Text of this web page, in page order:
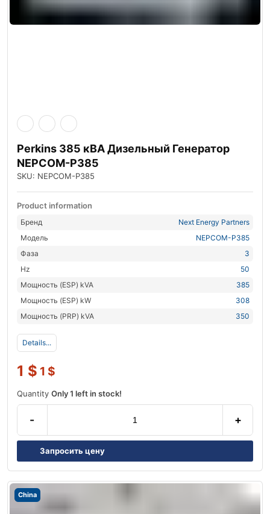
Perkins 385 кВА Дизельный Генератор
NEPCOM-P385
SKU: NEPCOM-P385
Product information
Бренд
Next Energy Partners
Модель
NEPCOM-P385
Фаза
3
Hz
50
Мощность (ESP) kVA
385
Мощность (ESP) kW
308
Мощность (PRP) kVA
350
Details...
1 $ 1 $
Quantity Only 1 left in stock!
- +
Запросить цену
China